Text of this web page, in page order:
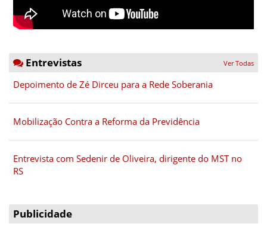
Entrevistas Ver Todas
Depoimento de Zé Dirceu para a Rede Soberania
Mobilização Contra a Reforma da Previdência
Entrevista com Sedenir de Oliveira, dirigente do MST no
RS
Publicidade